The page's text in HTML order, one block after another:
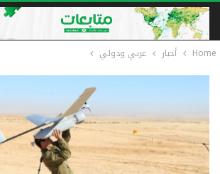
Home أخبار عربي ودولي